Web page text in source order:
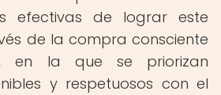
efectivas de lograr este
de la compra consciente
en la que se priorizan
y respetuosos con el